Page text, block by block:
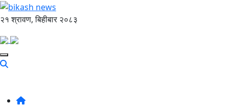
२१ श्रावण, बिहीबार २०८३